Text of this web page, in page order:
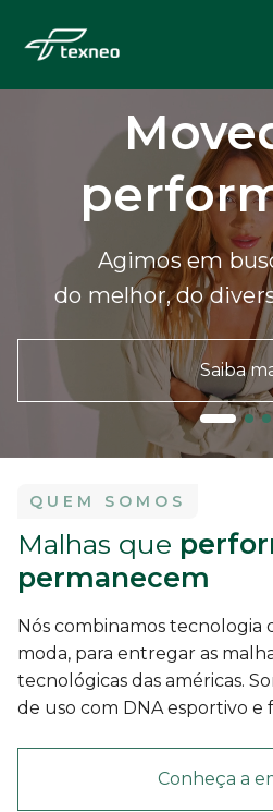
Agimos em
do melhor, do
Saiba
QUEM SOMOS
Malhas que
permanecem
Nós combinamos tecnologia
moda, para entregar as
tecnológicas das américas.
de uso com DNA esportivo
Conheça a